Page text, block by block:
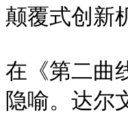
颠覆式创新
在《第二曲
隐喻。达